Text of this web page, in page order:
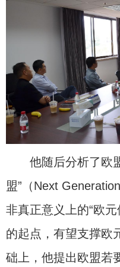
他随后分析了欧
盟”（Next
非真正意义上的“欧
的起点，有望支撑欧
础上，他提出欧盟若